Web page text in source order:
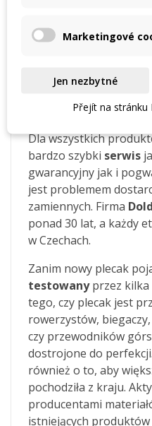
Materiały:
System pleców: QFS
Serwis plecaków
Dla wszystkich
bardzo szybki serwis
gwarancyjny jak i
jest problemem
zamiennych. Firma
ponad 30 lat, a każdy
w Czechach.
Zanim nowy plecak
testowanyprzez kilka
tego, czy plecak jest
rowerzystów,
czy przewodników
dostrojone do
również o to, aby
pochodziła z kraju.
producentami
istniejących
Marketingové
Jen nezbytné
Přejít na stránku